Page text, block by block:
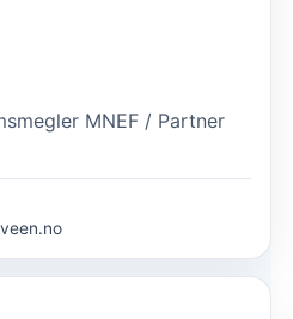
MNEF / Partner